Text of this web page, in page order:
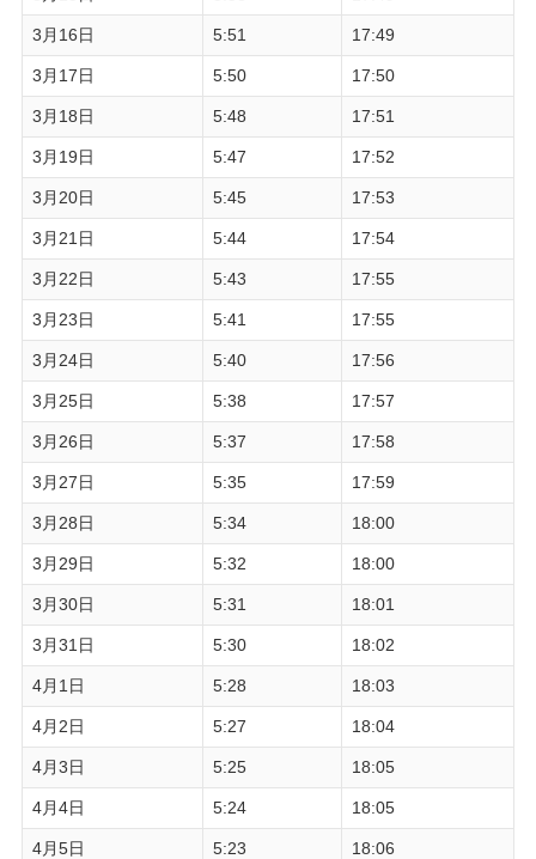
3月16日 5:51 17:49
3月17日 5:50 17:50
3月18日 5:48 17:51
3月19日 5:47 17:52
3月20日 5:45 17:53
3月21日 5:44 17:54
3月22日 5:43 17:55
3月23日 5:41 17:55
3月24日 5:40 17:56
3月25日 5:38 17:57
3月26日 5:37 17:58
3月27日 5:35 17:59
3月28日 5:34 18:00
3月29日 5:32 18:00
3月30日 5:31 18:01
3月31日 5:30 18:02
4月1日 5:28 18:03
4月2日 5:27 18:04
4月3日 5:25 18:05
4月4日 5:24 18:05
4月5日 5:23 18:06